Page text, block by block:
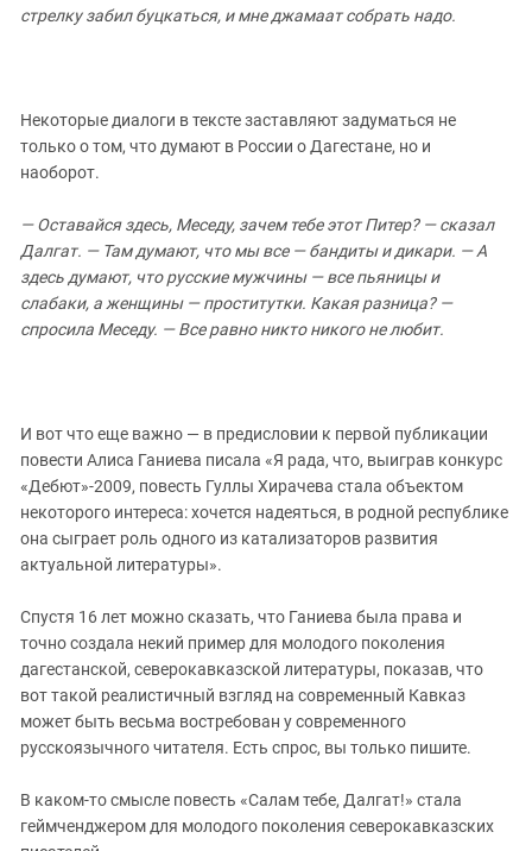
стрелку забил буцкаться, и мне джамаат собрать надо.
Некоторые диалоги в тексте заставляют задуматься не
только о том, что думают в России о Дагестане, но и
наоборот.
— Оставайся здесь, Меседу, зачем тебе этот Питер? — сказал
Далгат. — Там думают, что мы все — бандиты и дикари. — А
здесь думают, что русские мужчины — все пьяницы и
слабаки, а женщины — проститутки. Какая разница? —
спросила Меседу. — Все равно никто никого не любит.
И вот что еще важно — в предисловии к первой публикации
повести Алиса Ганиева писала «Я рада, что, выиграв конкурс
«Дебют»-2009, повесть Гуллы Хирачева стала объектом
некоторого интереса: хочется надеяться, в родной республике
она сыграет роль одного из катализаторов развития
актуальной литературы».
Спустя 16 лет можно сказать, что Ганиева была права и
точно создала некий пример для молодого поколения
дагестанской, северокавказской литературы, показав, что
вот такой реалистичный взгляд на современный Кавказ
может быть весьма востребован у современного
русскоязычного читателя. Есть спрос, вы только пишите.
В каком-то смысле повесть «Салам тебе, Далгат!» стала
геймченджером для молодого поколения северокавказских